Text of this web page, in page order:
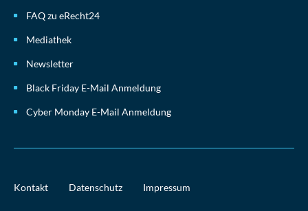
FAQ zu eRecht24
Mediathek
Newsletter
Black Friday E-Mail Anmeldung
Cyber Monday E-Mail Anmeldung
Kontakt Datenschutz Impressum